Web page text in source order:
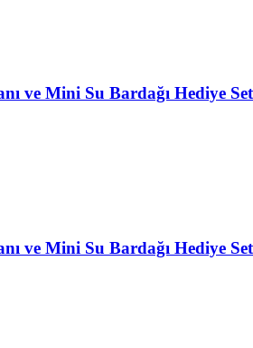
ve Mini Su Bardağı Hediye
ve Mini Su Bardağı Hediye